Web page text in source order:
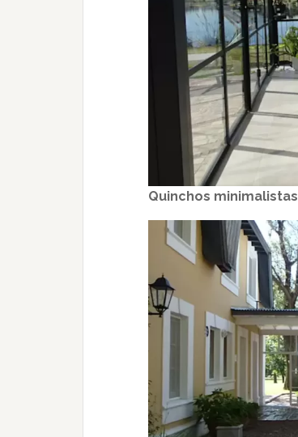
Quinchos minimalistas